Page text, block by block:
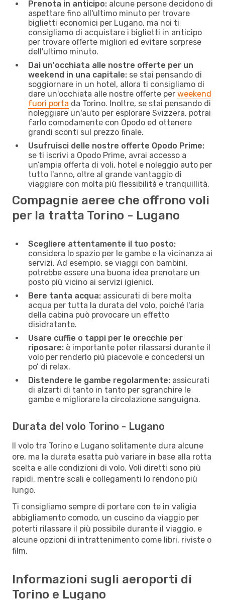
Prenota in anticipo: alcune persone decidono di
aspettare fino all'ultimo minuto per trovare
biglietti economici per Lugano, ma noi ti
consigliamo di acquistare i biglietti in anticipo
per trovare offerte migliori ed evitare sorprese
dell'ultimo minuto.
Dai un'occhiata alle nostre offerte per un
weekend in una capitale: se stai pensando di
soggiornare in un hotel, allora ti consigliamo di
dare un'occhiata alle nostre offerte per weekend
fuori porta da Torino. Inoltre, se stai pensando di
noleggiare un'auto per esplorare Svizzera, potrai
farlo comodamente con Opodo ed ottenere
grandi sconti sul prezzo finale.
Usufruisci delle nostre offerte Opodo Prime:
se ti iscrivi a Opodo Prime, avrai accesso a
un’ampia offerta di voli, hotel e noleggio auto per
tutto l'anno, oltre al grande vantaggio di
viaggiare con molta più flessibilità e tranquillità.
Compagnie aeree che offrono voli
per la tratta Torino - Lugano
Scegliere attentamente il tuo posto:
considera lo spazio per le gambe e la vicinanza ai
servizi. Ad esempio, se viaggi con bambini,
potrebbe essere una buona idea prenotare un
posto più vicino ai servizi igienici.
Bere tanta acqua: assicurati di bere molta
acqua per tutta la durata del volo, poiché l'aria
della cabina può provocare un effetto
disidratante.
Usare cuffie o tappi per le orecchie per
riposare: è importante poter rilassarsi durante il
volo per renderlo piú piacevole e concedersi un
po’ di relax.
Distendere le gambe regolarmente: assicurati
di alzarti di tanto in tanto per sgranchire le
gambe e migliorare la circolazione sanguigna.
Durata del volo Torino - Lugano
Il volo tra Torino e Lugano solitamente dura alcune
ore, ma la durata esatta può variare in base alla rotta
scelta e alle condizioni di volo. Voli diretti sono più
rapidi, mentre scali e collegamenti lo rendono più
lungo.
Ti consigliamo sempre di portare con te in valigia
abbigliamento comodo, un cuscino da viaggio per
poterti rilassare il più possibile durante il viaggio, e
alcune opzioni di intrattenimento come libri, riviste o
film.
Informazioni sugli aeroporti di
Torino e Lugano